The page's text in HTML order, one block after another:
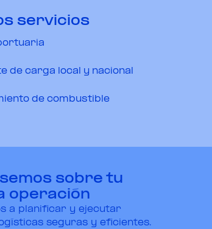
servicios
de carga local y nacional
de combustible
sobre tu
operación
a planificar y ejecutar
seguras y eficientes.